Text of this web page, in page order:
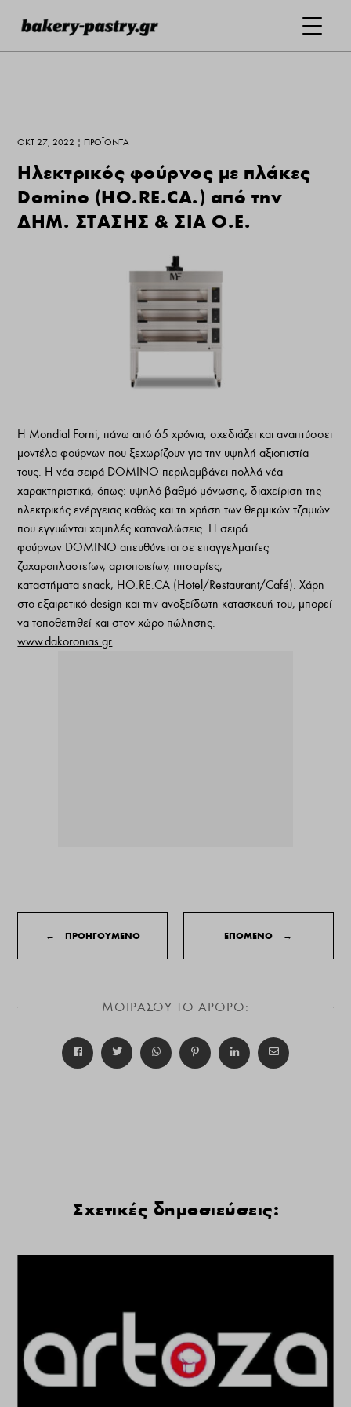
ΟΚΤ 27, 2022 |ΠΡΟΪΌΝΤΑ
Ηλεκτρικός φούρνος με πλάκες
Domino (HO.RE.CA.) από την
ΔΗΜ. ΣΤΑΣΗΣ & ΣΙΑ Ο.Ε.
Η Mondial Forni, πάνω από 65 χρόνια, σχεδιάζει και αναπτύσσει
μοντέλα φούρνων που ξεχωρίζουν για την υψηλή αξιοπιστία
τους. Η νέα σειρά DOMINO περιλαμβάνει πολλά νέα
χαρακτηριστικά, όπως: υψηλό βαθμό μόνωσης, διαχείριση της
ηλεκτρικής ενέργειας καθώς και τη χρήση των θερμικών τζαμιών
που εγγυώνται χαμηλές καταναλώσεις. Η σειρά
φούρνων DOMINO απευθύνεται σε επαγγελματίες
ζαχαροπλαστείων, αρτοποιείων, πιτσαρίες,
καταστήματα snack, HO.RE.CA (Hotel/Restaurant/Café). Χάρη
στο εξαιρετικό design και την ανοξείδωτη κατασκευή του, μπορεί
να τοποθετηθεί και στον χώρο πώλησης.
www.dakoronias.gr
← ΠΡΟΗΓΟΥΜΕΝΟ ΕΠΟΜΕΝΟ →
ΜΟΙΡΑΣΟΥ ΤΟ ΑΡΘΡΟ:
Σχετικές δημοσιεύσεις: